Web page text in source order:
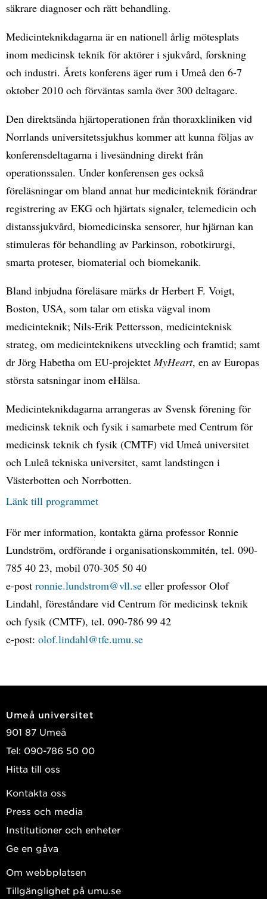
säkrare diagnoser och rätt behandling.
Medicinteknikdagarna är en nationell årlig mötesplats
inom medicinsk teknik för aktörer i sjukvård, forskning
och industri. Årets konferens äger rum i Umeå den 6-7
oktober 2010 och förväntas samla över 300 deltagare.
Den direktsända hjärtoperationen från thoraxkliniken vid
Norrlands universitetssjukhus kommer att kunna följas av
konferensdeltagarna i livesändning direkt från
operationssalen. Under konferensen ges också
föreläsningar om bland annat hur medicinteknik förändrar
registrering av EKG och hjärtats signaler, telemedicin och
distanssjukvård, biomedicinska sensorer, hur hjärnan kan
stimuleras för behandling av Parkinson, robotkirurgi,
smarta proteser, biomaterial och biomekanik.
Bland inbjudna föreläsare märks dr Herbert F. Voigt,
Boston, USA, som talar om etiska vägval inom
medicinteknik; Nils-Erik Pettersson, medicinteknisk
strateg, om medicinteknikens utveckling och framtid; samt
dr Jörg Habetha om EU-projektetMyHeart, en av Europas
största satsningar inom eHälsa.
Medicinteknikdagarna arrangeras av Svensk förening för
medicinsk teknik och fysik i samarbete med Centrum för
medicinsk teknik ch fysik (CMTF) vid Umeå universitet
och Luleå tekniska universitet, samt landstingen i
Västerbotten och Norrbotten.
Länk till programmet
För mer information, kontakta gärna professor Ronnie
Lundström, ordförande i organisationskommitén, tel. 090-
785 40 23, mobil 070-305 50 40
e-post ronnie.lundstrom@vll.se eller professor Olof
Lindahl, föreståndare vid Centrum för medicinsk teknik
och fysik (CMTF), tel. 090-786 99 42
e-post: olof.lindahl@tfe.umu.se
Umeå universitet
901 87 Umeå
Tel: 090-786 50 00
Hitta till oss
Kontakta oss
Press och media
Institutioner och enheter
Ge en gåva
Om webbplatsen
Tillgänglighet på umu.se